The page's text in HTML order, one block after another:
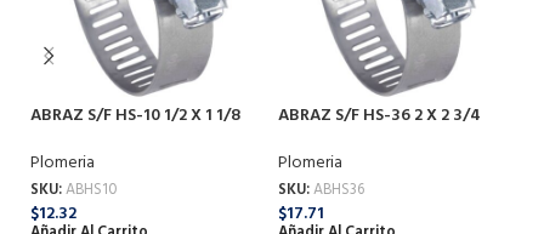
ABRAZ S/F HS-10 1/2 X 1 1/8
Plomeria
SKU:ABHS10
$12.32
ABRAZ S/F HS-36 2 X 2 3/4
Plomeria
SKU:ABHS36
$17.71